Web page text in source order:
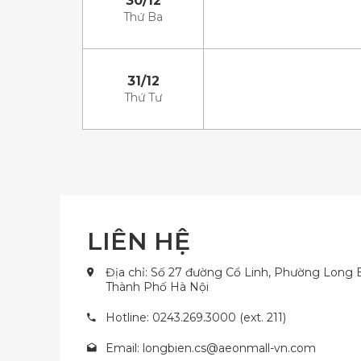
Thứ Ba
31/12
Thứ Tư
LIÊN HỆ
Địa chỉ: Số 27 đường Cổ Linh, Phường Long
Thành Phố Hà Nội
Hotline: 0243.269.3000 (ext. 211)
Email: longbien.cs@aeonmall-vn.com